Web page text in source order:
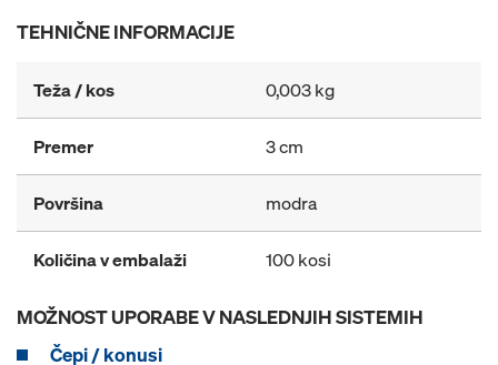
TEHNIČNE INFORMACIJE
Teža / kos 0,003 kg
Premer 3 cm
Površina modra
Količina v embalaži 100 kosi
MOŽNOST UPORABE V NASLEDNJIH SISTEMIH
Čepi / konusi